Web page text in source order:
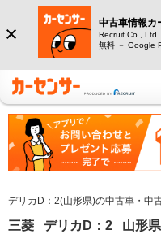
中古車情報カ
Recruit Co., Ltd.
無料 － Google
デリカD：2(山形県)の中古車・中
三菱 デリカD：2 山形